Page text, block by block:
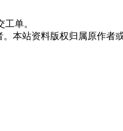
单。
本站资料版权归属原作者